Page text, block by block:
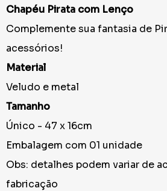
Chapéu Pirata com Lenço
Complemente sua fantasia de
acessórios!
Material
Veludo e metal
Tamanho
Único - 47 x 16cm
Embalagem com 01 unidade
Obs: detalhes podem variar de
fabricação